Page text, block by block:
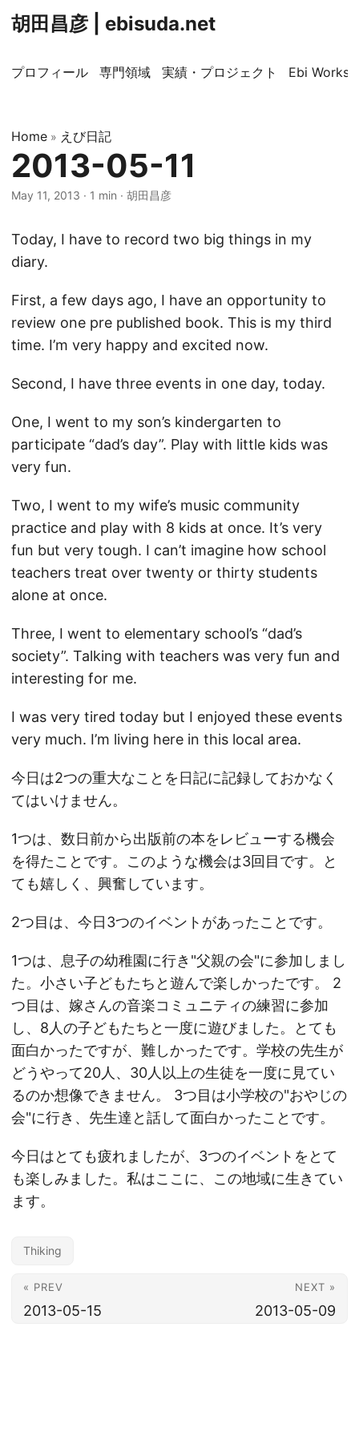
胡田昌彦 | ebisuda.net
プロフィール 専門領域 実績・プロジェクト Ebi
Home » えび日記
2013-05-11
May 11, 2013 · 1 min · 胡田昌彦
Today, I have to record two big things in my
diary.
First, a few days ago, I have an opportunity to
review one pre published book. This is my third
time. I’m very happy and excited now.
Second, I have three events in one day, today.
One, I went to my son’s kindergarten to
participate “dad’s day”. Play with little kids was
very fun.
Two, I went to my wife’s music community
practice and play with 8 kids at once. It’s very
fun but very tough. I can’t imagine how school
teachers treat over twenty or thirty students
alone at once.
Three, I went to elementary school’s “dad’s
society”. Talking with teachers was very fun and
interesting for me.
I was very tired today but I enjoyed these events
very much. I’m living here in this local area.
今日は2つの重大なことを日記に記録しておかなく
てはいけません。
1つは、数日前から出版前の本をレビューする機会
を得たことです。このような機会は3回目です。と
ても嬉しく、興奮しています。
2つ目は、今日3つのイベントがあったことです。
1つは、息子の幼稚園に行き"父親の会"に参加しまし
た。小さい子どもたちと遊んで楽しかったです。 2
つ目は、嫁さんの音楽コミュニティの練習に参加
し、8人の子どもたちと一度に遊びました。とても
面白かったですが、難しかったです。学校の先生が
どうやって20人、30人以上の生徒を一度に見てい
るのか想像できません。 3つ目は小学校の"おやじの
会"に行き、先生達と話して面白かったことです。
今日はとても疲れましたが、3つのイベントをとて
も楽しみました。私はここに、この地域に生きてい
ます。
Thiking
« PREV
2013-05-15
NEXT »
2013-05-09